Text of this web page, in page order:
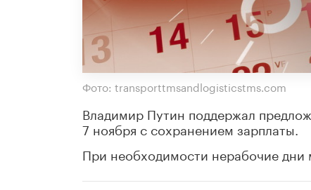
Фото: transporttmsandlogisticstms.com
Владимир Путин поддержал
7 ноября с сохранением зарплаты.
При необходимости нерабочие дни